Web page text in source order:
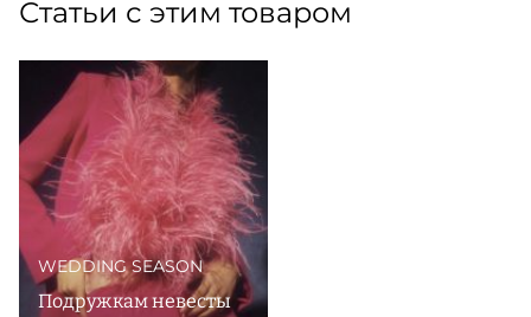
Статьи с этим товаром
WEDDING SEASON
Подружкам невесты